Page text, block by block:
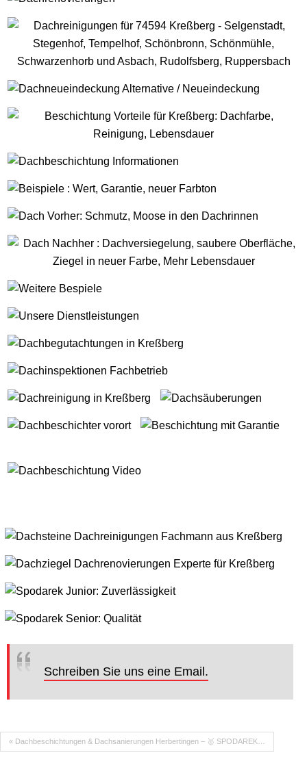
Schreiben Sie uns eine Email.
« Dachbeschichtungen & Dachsanierungen Herbertingen – 🥇 SPODAREK…